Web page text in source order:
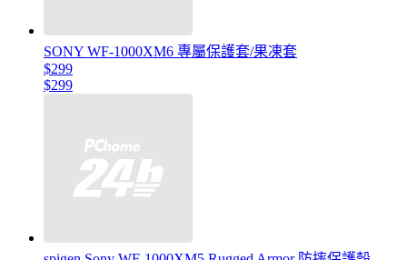
SONY WF-1000XM6 專屬保護套/果凍套
$299
$299